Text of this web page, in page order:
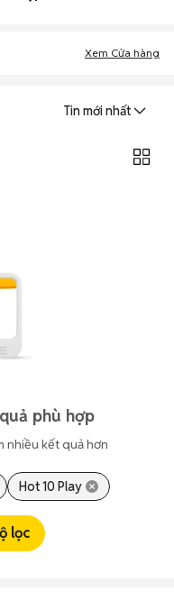
Xem Cửa hàng
Tin mới nhất
phù hợp
nhiều kết quả hơn
Hot 10 Play
lọc